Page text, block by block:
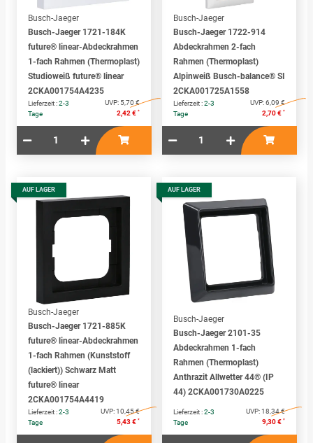
Busch-Jaeger
Busch-Jaeger 1721-184K
future® linear-Abdeckrahmen
1-fach Rahmen (Thermoplast)
Studioweiß future® linear
2CKA001754A4235
Lieferzeit :2-3
Tage
UVP: 5,70 €
2,42 € *
Busch-Jaeger
Busch-Jaeger 1722-914
Abdeckrahmen 2-fach
Rahmen (Thermoplast)
Alpinweiß Busch-balance® SI
2CKA001725A1558
Lieferzeit :2-3
Tage
UVP:6,09 €
2,70 € *
AUF LAGER
Busch-Jaeger
Busch-Jaeger 1721-885K
future® linear-Abdeckrahmen
1-fach Rahmen (Kunststoff
(lackiert)) Schwarz Matt
future® linear
2CKA001754A4419
Lieferzeit :2-3
Tage
UVP:10,45 €
5,43 € *
AUF LAGER
Busch-Jaeger
Busch-Jaeger 2101-35
Abdeckrahmen 1-fach
Rahmen (Thermoplast)
Anthrazit Allwetter 44® (IP
44) 2CKA001730A0225
Lieferzeit :2-3
Tage
UVP:18,34 €
9,30 € *